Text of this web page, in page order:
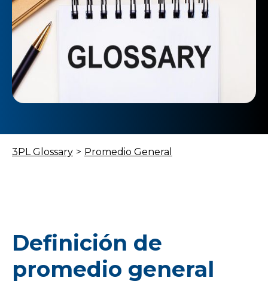
3PL Glossary > Promedio General
Definición de
promedio general